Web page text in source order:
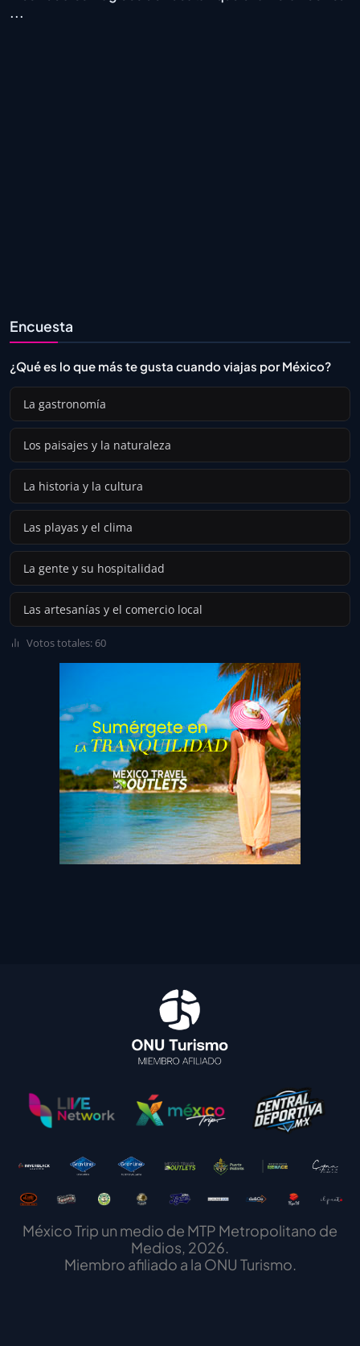
...
Encuesta
¿Qué es lo que más te gusta cuando viajas por México?
La gastronomía
Los paisajes y la naturaleza
La historia y la cultura
Las playas y el clima
La gente y su hospitalidad
Las artesanías y el comercio local
Votos totales: 60
México Trip un medio de MTP Metropolitano de
Medios, 2026.
Miembro afiliado a la ONU Turismo.